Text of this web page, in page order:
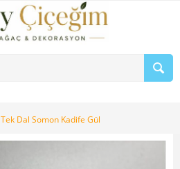
Tek Dal Somon Kadife Gül